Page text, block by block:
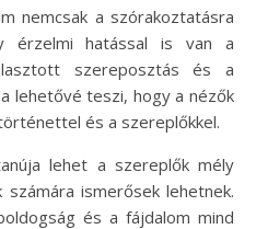
nemcsak a szórakoztatásra
érzelmi hatással is van a
szereposztás és a
lehetővé teszi, hogy a nézők
és a szereplőkkel.
lehet a szereplők mély
számára ismerősek lehetnek.
és a fájdalom mind